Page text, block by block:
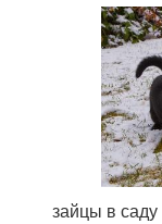
зайцы в саду